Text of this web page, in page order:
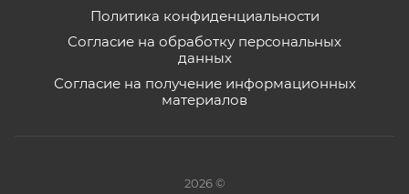
Политика конфиденциальности
Согласие на обработку персональных
данных
Согласие на получение информационных
материалов
2026 ©